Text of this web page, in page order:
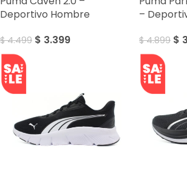
Deportivo Hombre
$4.499 $ 3.399
–
$4.899 $